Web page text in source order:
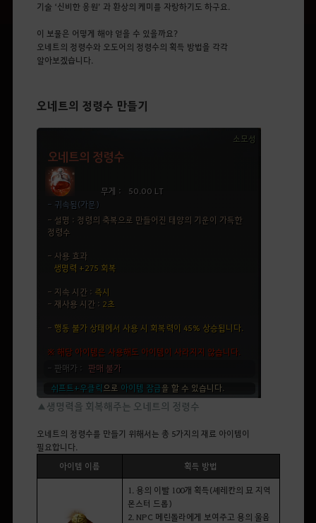
기술 ‘신비한 응원’ 과 환상의 케미를 자랑하기도 하구요.
이 보물은 어떻게 해야 얻을 수 있을까요?
오네트의 정령수와 오도어의 정령수의 획득 방법을 각각
알아보겠습니다.
오네트의 정령수 만들기
▲생명력을 회복해주는 오네트의 정령수
오네트의 정령수를 만들기 위해서는 총 5가지의 재료 아이템이
필요합니다.
아이템 이름
획득 방법
1. 용의 이빨 100개 획득(셰레칸의 묘 지역
몬스터 드롭)
2. NPC 메린돌라에게 보여주고 용의 울음